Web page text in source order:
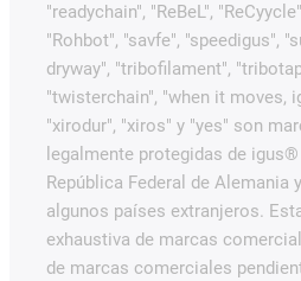
"readychain", "ReBeL",
"Rohbot", "savfe", "speedigus",
dryway", "tribofilament",
"twisterchain", "when it moves,
"xirodur", "xiros" y "yes" son
legalmente protegidas de
República Federal de Alemania
algunos países extranjeros.
exhaustiva de marcas
de marcas comerciales